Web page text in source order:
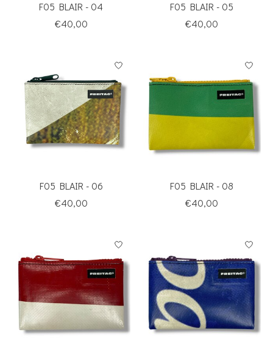
F05 BLAIR - 04
€40,00
F05 BLAIR - 05
€40,00
F05 BLAIR - 06
€40,00
F05 BLAIR - 08
€40,00